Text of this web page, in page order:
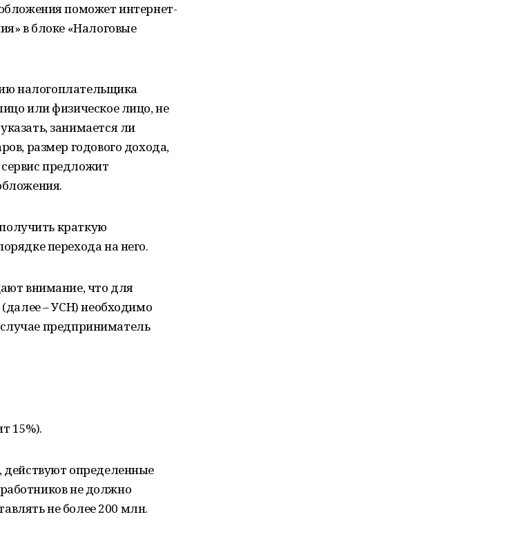
поможет интернет-
в блоке «Налоговые
налогоплательщика
или физическое лицо, не
занимается ли
размер годового дохода,
предложит
краткую
перехода на него.
внимание, что для
– УСН) необходимо
предприниматель
15%).
определенные
не должно
не более 200 млн.